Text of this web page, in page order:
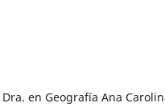
en Geografía Ana